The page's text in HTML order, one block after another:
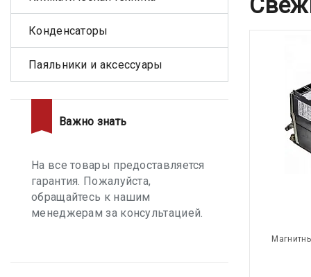
Конденсаторы
Паяльники и аксессуары
Важно знать
На все товары предоставляется
гарантия. Пожалуйста,
обращайтесь к нашим
менеджерам за консультацией.